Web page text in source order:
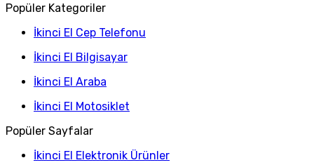
Popüler Kategoriler
İkinci El Cep Telefonu
İkinci El Bilgisayar
İkinci El Araba
İkinci El Motosiklet
Popüler Sayfalar
İkinci El Elektronik Ürünler